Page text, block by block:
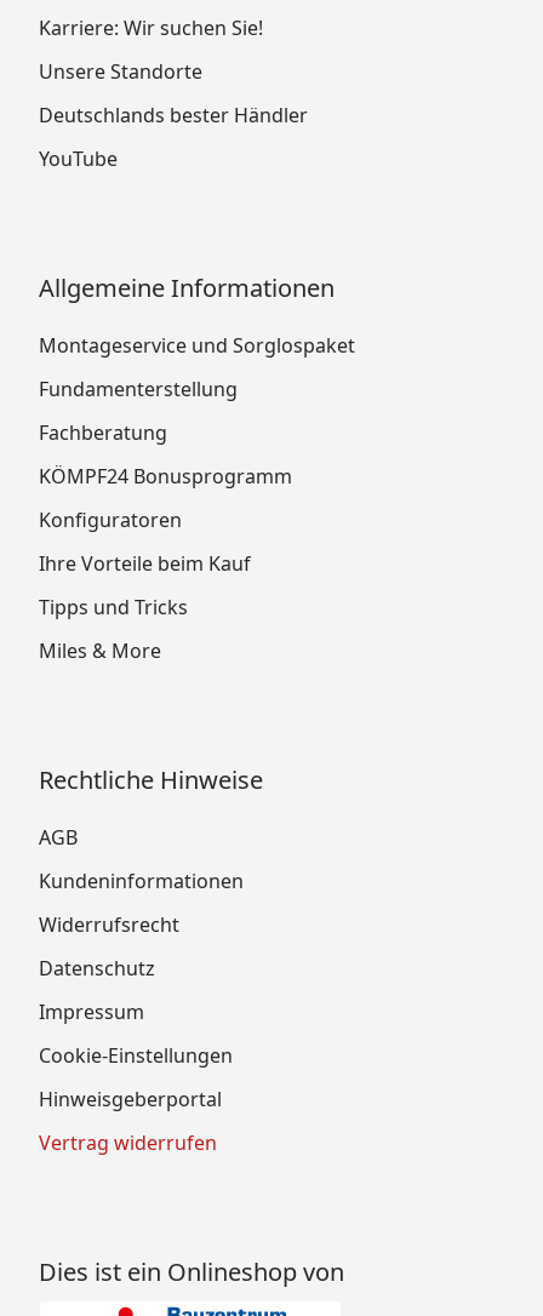
Karriere: Wir suchen Sie!
Unsere Standorte
Deutschlands bester Händler
YouTube
Allgemeine Informationen
Montageservice und Sorglospaket
Fundamenterstellung
Fachberatung
KÖMPF24 Bonusprogramm
Konfiguratoren
Ihre Vorteile beim Kauf
Tipps und Tricks
Miles & More
Rechtliche Hinweise
AGB
Kundeninformationen
Widerrufsrecht
Datenschutz
Impressum
Cookie-Einstellungen
Hinweisgeberportal
Vertrag widerrufen
Dies ist ein Onlineshop von